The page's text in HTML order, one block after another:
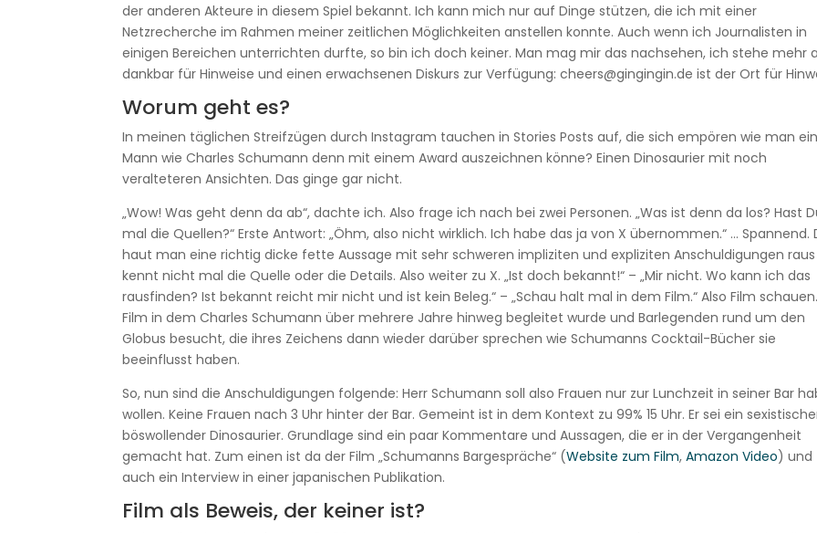
der anderen Akteure in diesem Spiel bekannt. Ich kann mich nur auf Dinge stützen, die ich mit einer
Netzrecherche im Rahmen meiner zeitlichen Möglichkeiten anstellen konnte. Auch wenn ich Journalisten in
einigen Bereichen unterrichten durfte, so bin ich doch keiner. Man mag mir das nachsehen, ich stehe mehr
dankbar für Hinweise und einen erwachsenen Diskurs zur Verfügung: cheers@gingingin.de ist der Ort für
Worum geht es?
In meinen täglichen Streifzügen durch Instagram tauchen in Stories Posts auf, die sich empören wie man
Mann wie Charles Schumann denn mit einem Award auszeichnen könne? Einen Dinosaurier mit noch
veralteteren Ansichten. Das ginge gar nicht.
„Wow! Was geht denn da ab“, dachte ich. Also frage ich nach bei zwei Personen. „Was ist denn da los? Hast
mal die Quellen?“ Erste Antwort: „Öhm, also nicht wirklich. Ich habe das ja von X übernommen.“ … Spannend.
haut man eine richtig dicke fette Aussage mit sehr schweren impliziten und expliziten Anschuldigungen
kennt nicht mal die Quelle oder die Details. Also weiter zu X. „Ist doch bekannt!“ – „Mir nicht. Wo kann ich das
rausfinden? Ist bekannt reicht mir nicht und ist kein Beleg.“ – „Schau halt mal in dem Film.“ Also Film
Film in dem Charles Schumann über mehrere Jahre hinweg begleitet wurde und Barlegenden rund um den
Globus besucht, die ihres Zeichens dann wieder darüber sprechen wie Schumanns Cocktail-Bücher sie
beeinflusst haben.
So, nun sind die Anschuldigungen folgende: Herr Schumann soll also Frauen nur zur Lunchzeit in seiner Bar
wollen. Keine Frauen nach 3 Uhr hinter der Bar. Gemeint ist in dem Kontext zu 99% 15 Uhr. Er sei ein
böswollender Dinosaurier. Grundlage sind ein paar Kommentare und Aussagen, die er in der Vergangenheit
gemacht hat. Zum einen ist da der Film „Schumanns Bargespräche“ (Website zum Film,Amazon Video) und
auch ein Interview in einer japanischen Publikation.
Film als Beweis, der keiner ist?